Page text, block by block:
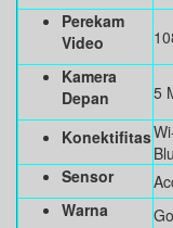
Perekam
Video
Kamera
Depan
5
Konektifitas
Sensor
Warna